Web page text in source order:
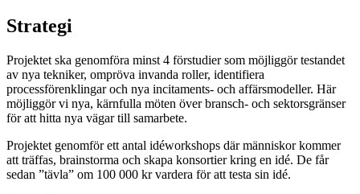
Strategi
Projektet ska genomföra minst 4 förstudier som möjliggör testandet
av nya tekniker, ompröva invanda roller, identifiera
processförenklingar och nya incitaments- och affärsmodeller. Här
möjliggör vi nya, kärnfulla möten över bransch- och sektorsgränser
för att hitta nya vägar till samarbete.
Projektet genomför ett antal idéworkshops där människor kommer
att träffas, brainstorma och skapa konsortier kring en idé. De får
sedan ”tävla” om 100 000 kr vardera för att testa sin idé.